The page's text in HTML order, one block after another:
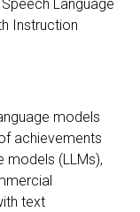
Language
Instruction
models
achievements
models (LLMs),
text